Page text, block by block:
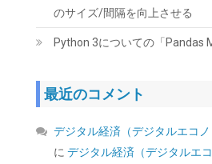
TEAMGROUP (旧称 Team) T-
PC5-48000 デスクトップ用 メモリ
Intel XMP3.0 / AMD EXPO 両対応
パン 国内正規品・メーカー無期限
FF4D532G6000HC38ADC01
(54584) GBP 370.75
のサイズ/間隔を向上させる
Python 3についての「Pandas
最近のコメント
デジタル経済（デジタルエコ
にデジタル経済（デジタルエ